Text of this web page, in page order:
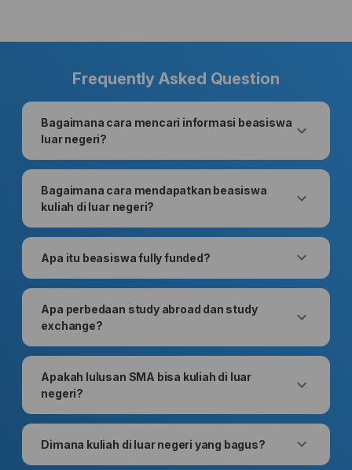
Frequently Asked Question
Bagaimana cara mencari informasi beasiswa
luar negeri?
Bagaimana cara mendapatkan beasiswa
kuliah di luar negeri?
Apa itu beasiswa fully funded?
Apa perbedaan study abroad dan study
exchange?
Apakah lulusan SMA bisa kuliah di luar
negeri?
Dimana kuliah di luar negeri yang bagus?